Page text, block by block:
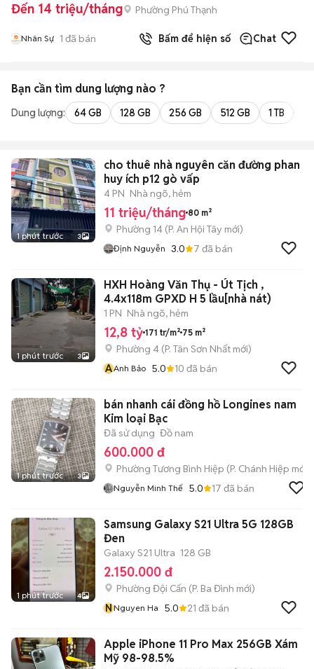
Đến 14 triệu/tháng Phường Phú Thạnh
Nhân Sự 1 đã bán Bấm để hiện số Chat
Bạn cần tìm dung lượng nào ?
Dung lượng: 64 GB 128 GB 256 GB 512 GB 1 TB
1 phút trước 3
cho thuê nhà nguyên căn đường phan
huy ích p12 gò vấp
4 PN Nhà ngõ, hẻm
11 triệu/tháng 80 m²
Phường 14 (P. An Hội Tây mới)
Định Nguyễn 3.0 7 đã bán
1 phút trước 3
HXH Hoàng Văn Thụ - Út Tịch ,
4.4x118m GPXD H 5 lầu[nhà nát)
1 PN Nhà ngõ, hẻm
12,8 tỷ 171 tr/m² 75 m²
Phường 4 (P. Tân Sơn Nhất mới)
AAnh Bảo 5.0 10 đã bán
1 phút trước 3
bán nhanh cái đồng hồ Longines nam
Kim loại Bạc
Đã sử dụng Đồ nam
600.000 đ
Phường Tương Bình Hiệp (P. Chánh Hiệp mới)
Nguyễn Minh Thế 5.0 17 đã bán
1 phút trước 4
Samsung Galaxy S21 Ultra 5G 128GB
Đen
Galaxy S21 Ultra 128 GB
2.150.000 đ
Phường Đội Cấn (P. Ba Đình mới)
NNguyen Ha 5.0 21 đã bán
Apple iPhone 11 Pro Max 256GB Xám
Mỹ 98-98.5%